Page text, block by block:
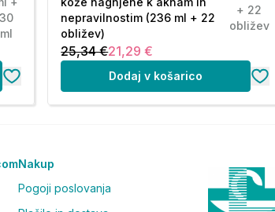
glavne sestavine:
izvora in proizvedena z
30
ml
nepravilnostim (236 ml + 22
obližev)
+ 22
obližev
25,34 €21,29 €
Dodaj v košarico
Nakup
Pogoji poslovanja